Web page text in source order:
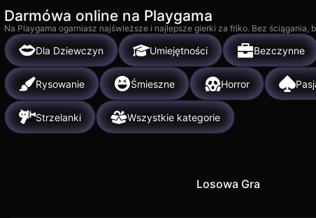
Darmówa online na Playgama
Na Playgama ogarniasz najświeższe i najlepsze gierki za friko. Bez
Dla Dziewczyn Umiejętności Bezczynne
Rysowanie Śmieszne Horror
Strzelanki Wszystkie kategorie
Losowa Gra